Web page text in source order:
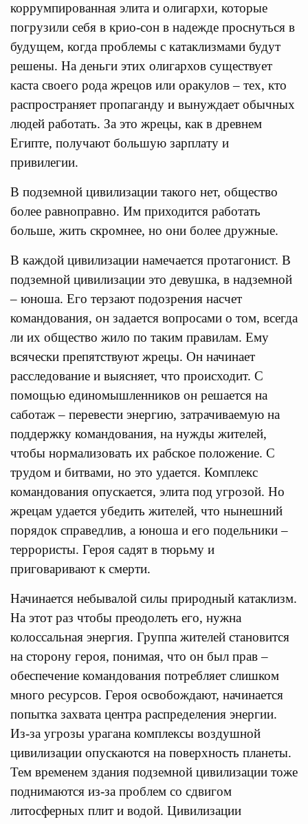
коррумпированная элита и олигархи, которые
погрузили себя в крио-сон в надежде проснуться в
будущем, когда проблемы с катаклизмами будут
решены. На деньги этих олигархов существует
каста своего рода жрецов или оракулов – тех, кто
распространяет пропаганду и вынуждает обычных
людей работать. За это жрецы, как в древнем
Египте, получают большую зарплату и
привилегии.
В подземной цивилизации такого нет, общество
более равноправно. Им приходится работать
больше, жить скромнее, но они более дружные.
В каждой цивилизации намечается протагонист. В
подземной цивилизации это девушка, в надземной
– юноша. Его терзают подозрения насчет
командования, он задается вопросами о том, всегда
ли их общество жило по таким правилам. Ему
всячески препятствуют жрецы. Он начинает
расследование и выясняет, что происходит. С
помощью единомышленников он решается на
саботаж – перевести энергию, затрачиваемую на
поддержку командования, на нужды жителей,
чтобы нормализовать их рабское положение. С
трудом и битвами, но это удается. Комплекс
командования опускается, элита под угрозой. Но
жрецам удается убедить жителей, что нынешний
порядок справедлив, а юноша и его подельники –
террористы. Героя садят в тюрьму и
приговаривают к смерти.
Начинается небывалой силы природный катаклизм.
На этот раз чтобы преодолеть его, нужна
колоссальная энергия. Группа жителей становится
на сторону героя, понимая, что он был прав –
обеспечение командования потребляет слишком
много ресурсов. Героя освобождают, начинается
попытка захвата центра распределения энергии.
Из-за угрозы урагана комплексы воздушной
цивилизации опускаются на поверхность планеты.
Тем временем здания подземной цивилизации тоже
поднимаются из-за проблем со сдвигом
литосферных плит и водой. Цивилизации